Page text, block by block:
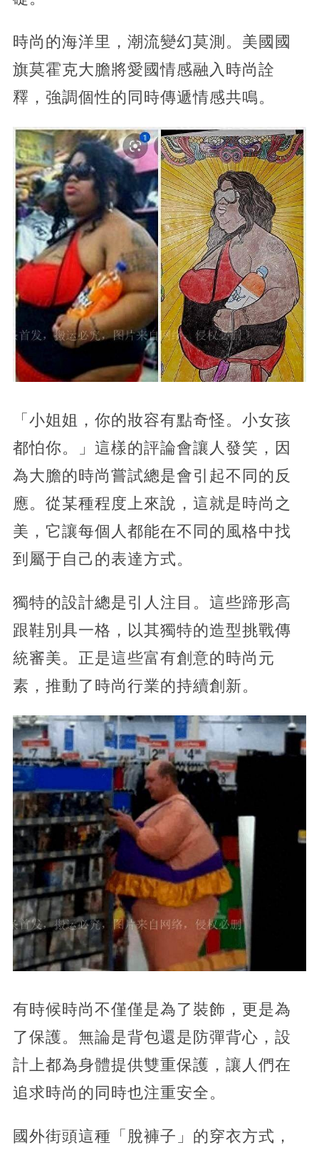
時尚的海洋里，潮流變幻莫測。美國國
旗莫霍克大膽將愛國情感融入時尚詮
釋，強調個性的同時傳遞情感共鳴。
「小姐姐，你的妝容有點奇怪。小女孩
都怕你。」這樣的評論會讓人發笑，因
為大膽的時尚嘗試總是會引起不同的反
應。從某種程度上來說，這就是時尚之
美，它讓每個人都能在不同的風格中找
到屬于自己的表達方式。
獨特的設計總是引人注目。這些蹄形高
跟鞋別具一格，以其獨特的造型挑戰傳
統審美。正是這些富有創意的時尚元
素，推動了時尚行業的持續創新。
有時候時尚不僅僅是為了裝飾，更是為
了保護。無論是背包還是防彈背心，設
計上都為身體提供雙重保護，讓人們在
追求時尚的同時也注重安全。
國外街頭這種「脫褲子」的穿衣方式，